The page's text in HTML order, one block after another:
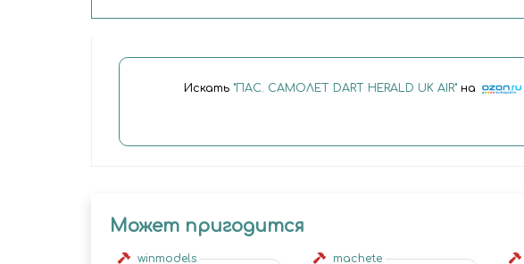
Искать "ПАС. САМОЛЕТ DART HERALD UK AIR" на
Может пригодится
winmodels machete